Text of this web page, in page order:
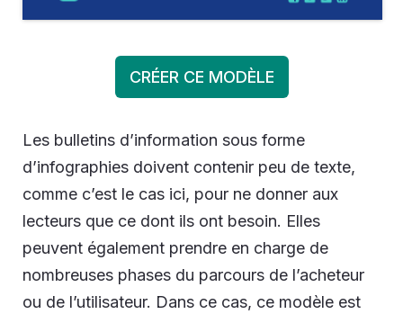
CRÉER CE MODÈLE
Les bulletins d’information sous forme
d’infographies doivent contenir peu de texte,
comme c’est le cas ici, pour ne donner aux
lecteurs que ce dont ils ont besoin. Elles
peuvent également prendre en charge de
nombreuses phases du parcours de l’acheteur
ou de l’utilisateur. Dans ce cas, ce modèle est